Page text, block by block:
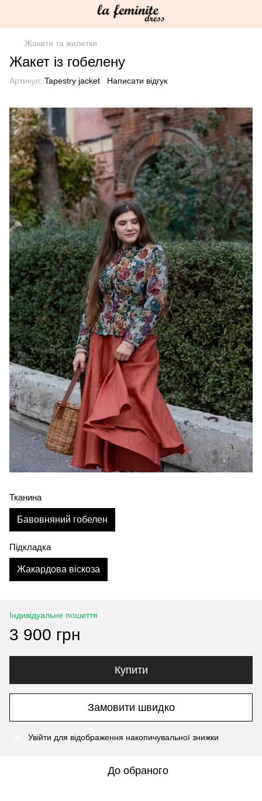
Жакети та жилетки
Жакет із гобелену
Артикул: Tapestry jacket Написати відгук
Тканина
Бавовняний гобелен
Підкладка
Жакардова віскоза
Індивідуальне пошиття
3 900 грн
Купити
Замовити швидко
Увійти для відображення накопичувальної знижки
До обраного